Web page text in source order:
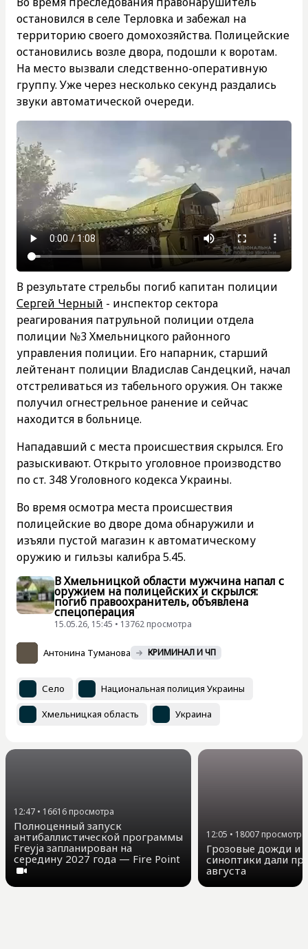
остановился в селе Терловка и забежал на
территорию своего домохозяйства. Полицейские
остановились возле двора, подошли к воротам.
На место вызвали следственно-оперативную
группу. Уже через несколько секунд раздались
звуки автоматической очереди.
В результате стрельбы погиб капитан полиции
Сергей Черный - инспектор сектора
реагирования патрульной полиции отдела
полиции №3 Хмельницкого районного
управления полиции. Его напарник, старший
лейтенант полиции Владислав Сандецкий, начал
отстреливаться из табельного оружия. Он также
получил огнестрельное ранение и сейчас
находится в больнице.
Нападавший с места происшествия скрылся. Его
разыскивают. Открыто уголовное производство
по ст. 348 Уголовного кодекса Украины.
Во время осмотра места происшествия
полицейские во дворе дома обнаружили и
изъяли пустой магазин к автоматическому
оружию и гильзы калибра 5.45.
В Хмельницкой области мужчина напал с
оружием на полицейских и скрылся:
погиб правоохранитель, объявлена
спецоперация
15.05.26, 15:45 • 13762 просмотра
Антонина Туманова КРИМИНАЛ И ЧП
Село Национальная полиция Украины
Хмельницкая область Украина
12:47 • 16616 просмотра
Полноценный запуск
антибаллистической программы
Freyja запланирован на
середину 2027 года — Fire Point
12:05 • 18007просмотра
Грозовые дожди и
синоптики дали
августа